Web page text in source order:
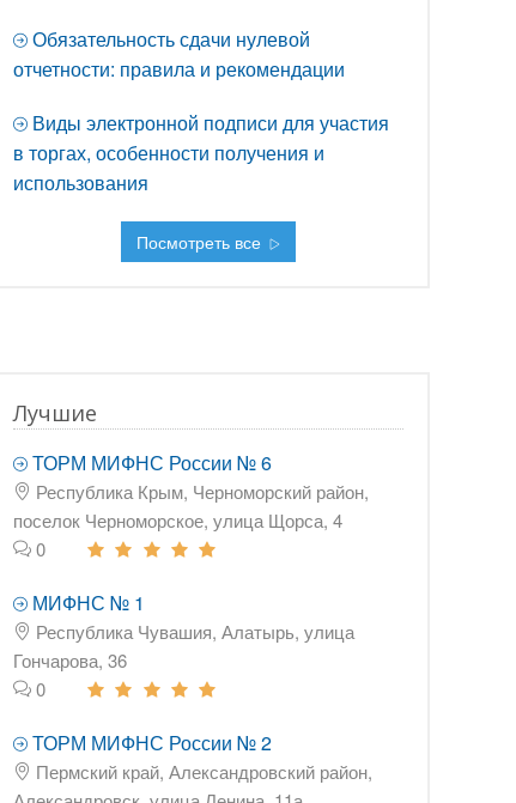
Обязательность сдачи нулевой
отчетности: правила и рекомендации
Виды электронной подписи для участия
в торгах, особенности получения и
использования
Посмотреть все
Лучшие
ТОРМ МИФНС России № 6
Республика Крым, Черноморский район,
поселок Черноморское, улица Щорса, 4
0
МИФНС № 1
Республика Чувашия, Алатырь, улица
Гончарова, 36
0
ТОРМ МИФНС России № 2
Пермский край, Александровский район,